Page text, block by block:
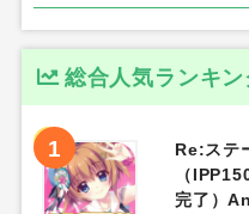
総合人気ランキン
1
Re:ステ
（
完了）